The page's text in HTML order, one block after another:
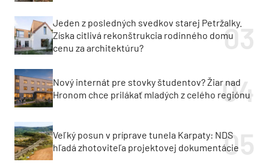
Jeden z posledných svedkov starej Petržalky.
Získa citlivá rekonštrukcia rodinného domu
cenu za architektúru?
Nový internát pre stovky študentov? Žiar nad
Hronom chce prilákať mladých z celého regiónu
Veľký posun v príprave tunela Karpaty: NDS
hľadá zhotoviteľa projektovej dokumentácie